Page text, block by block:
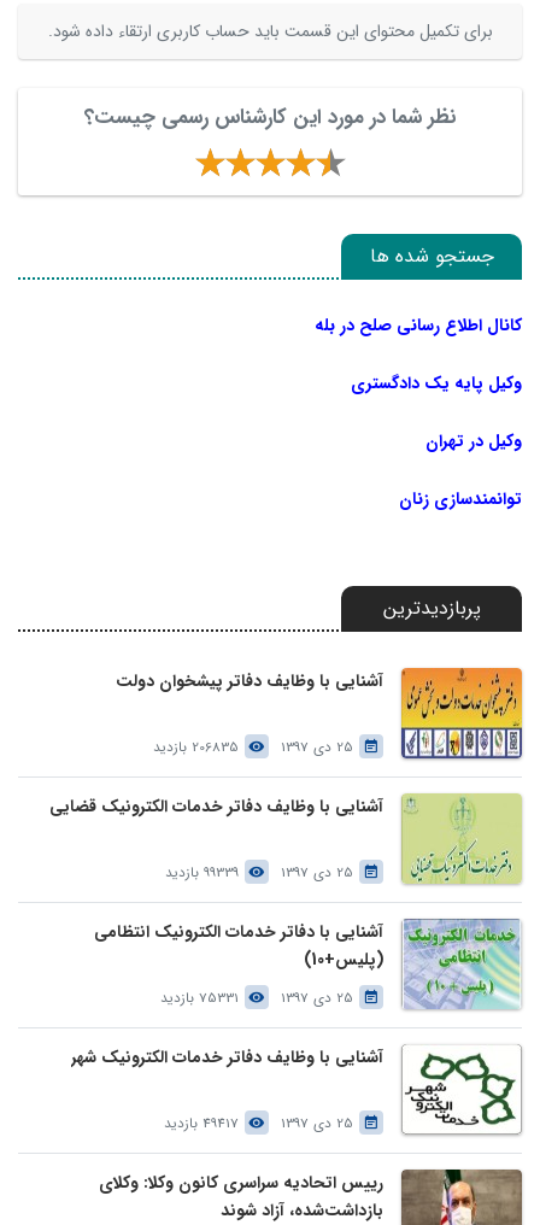
برای تکمیل محتوای این قسمت باید حساب کاربری ارتقاء داده شود.
نظر شما در مورد این کارشناس رسمی چیست؟
جستجو شده ها
کانال اطلاع رسانی صلح در بله
وکیل پایه یک دادگستری
وکیل در تهران
توانمندسازی زنان
پربازدیدترین
آشنایی با وظایف دفاتر پیشخوان دولت
25 دی 1397 206835 بازدید
آشنایی با وظایف دفاتر خدمات الکترونیک قضایی
25 دی 1397 99339 بازدید
آشنایی با دفاتر خدمات الکترونیک انتظامی
(پلیس+10)
25 دی 1397 75331 بازدید
آشنایی با وظایف دفاتر خدمات الکترونیک شهر
25 دی 1397 49417 بازدید
رییس اتحادیه سراسری کانون وکلا: وکلای
بازداشت‌شده، آزاد شوند